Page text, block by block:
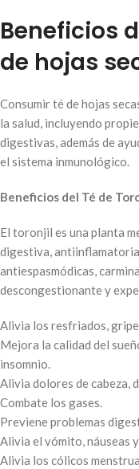
Beneficios
de hojas
Consumir té de hojas
la salud, incluyendo
digestivas, además de
el sistema inmunológico.
Beneficios del Té de
El toronjil es una planta
digestiva,
antiespasmódicas,
descongestionante y
Alivia los resfriados,
Mejora la calidad del
insomnio.
Alivia dolores de cabeza,
Combate los gases.
Previene problemas
Alivia el vómito, náuseas
Alivia los cólicos